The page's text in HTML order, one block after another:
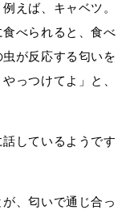
えば、キャベツ。
べられると、食べ
が反応する匂いを
っつけてよ」と、
しているようです
、匂いで通じ合っ